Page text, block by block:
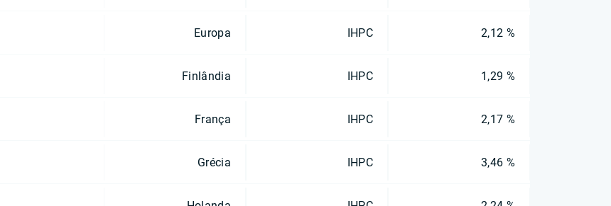
Europa IHPC 2,12 %
Finlândia IHPC 1,29 %
França IHPC 2,17 %
Grécia IHPC 3,46 %